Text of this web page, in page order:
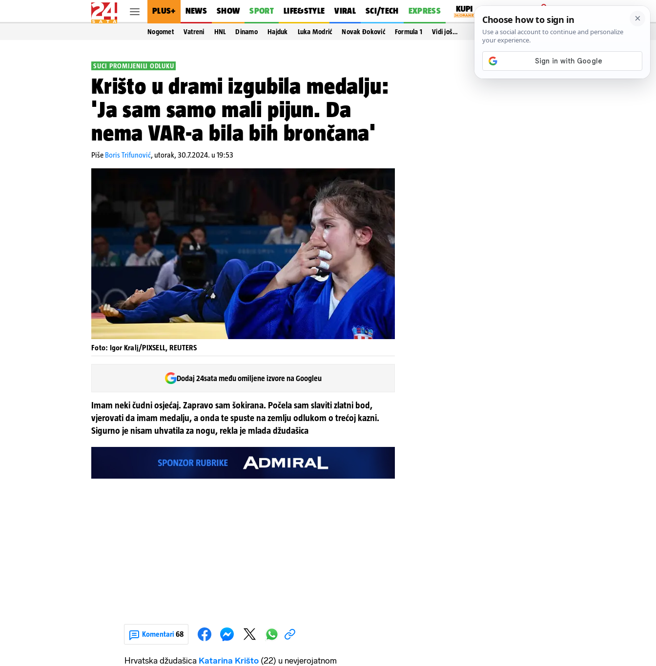
PLUS+ NEWS SHOW SPORT LIFE&STYLE VIRAL SCI/TECH EXPRESS
PRIJAVA
Nogomet Vatreni HNL Dinamo Hajduk Luka Modrić Novak Đoković Formula 1 Vidi još…
SUCI PROMIJENILI ODLUKU
Krišto u drami izgubila medalju:
'Ja sam samo mali pijun. Da
nema VAR-a bila bih brončana'
Piše Boris Trifunović, utorak, 30.7.2024. u 19:53
Foto: Igor Kralj/PIXSELL, REUTERS
Dodaj 24sata među omiljene izvore na Googleu
Imam neki čudni osjećaj. Zapravo sam šokirana. Počela sam slaviti zlatni bod,
vjerovati da imam medalju, a onda te spuste na zemlju odlukom o trećoj kazni.
Sigurno je nisam uhvatila za nogu, rekla je mlada džudašica
Komentari 68
Hrvatska džudašica Katarina Krišto (22) u nevjerojatnom